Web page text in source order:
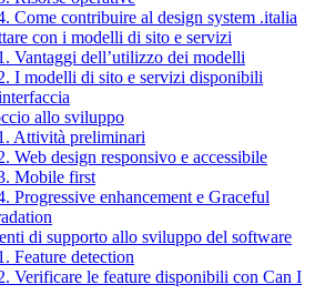
Come contribuire al design system .italia
con i modelli di sito e servizi
Vantaggi dell’utilizzo dei modelli
I modelli di sito e servizi disponibili
allo sviluppo
Attività preliminari
Web design responsivo e accessibile
Mobile first
Progressive enhancement e Graceful
di supporto allo sviluppo del software
Feature detection
Verificare le feature disponibili con Can I